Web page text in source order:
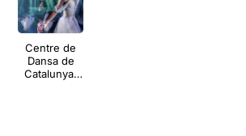
Centre de
Dansa de
Catalunya: